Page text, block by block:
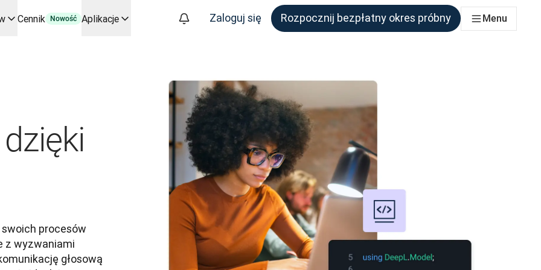
zastosowań i integracji
API
Cennik Nowość Aplikacje Zaloguj się Rozpocznij bezpłatny okres próbny Menu
procesów
z wyzwaniami
głosową